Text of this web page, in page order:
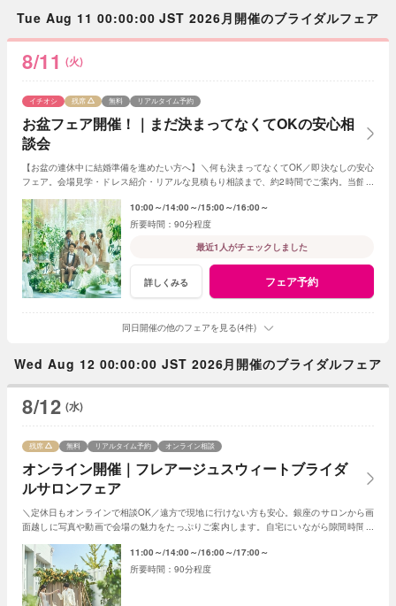
Tue Aug 11 00:00:00 JST 2026月開催のブライダルフェア
8/11 (火)
お盆フェア開催！｜まだ決まってなくてOKの安心相
談会
イチオシ 残席 無料 リアルタイム予約
【お盆の連休中に結婚準備を進めたい方へ】＼何も決まってなくてOK／即決なしの安心
フェア。会場見学・ドレス紹介・リアルな見積もり相談まで、約2時間でご案内。当館来
10:00～ 14:00～ 15:00～ 16:00～
90分程度
最近1人がチェックしました
詳しくみる フェア予約
同日開催の他のフェアを見る(4件)
Wed Aug 12 00:00:00 JST 2026月開催のブライダルフェア
8/12 (水)
オンライン開催｜フレアージュスウィートブライダ
ルサロンフェア
残席 無料 リアルタイム予約 オンライン相談
＼定休日もオンラインで相談OK／遠方で現地に行けない方も安心。銀座のサロンから画
面越しに写真や動画で会場の魅力をたっぷりご案内します。自宅にいながら隙間時間で
11:00～ 14:00～ 16:00～ 17:00～
90分程度